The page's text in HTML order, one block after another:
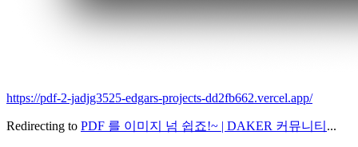
https://pdf-2-jadjg3525-edgars-projects-dd2fb662.vercel.app/
Redirecting to PDF 를 이미지 넘 쉽죠!~ | DAKER 커뮤니티 ...